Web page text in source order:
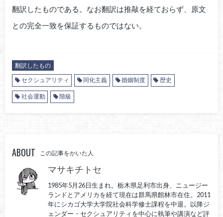
翻訳したものである。なお翻訳は推敲を経ておらず、原文
との完全一致を保証するものではない。
翻訳したもの
セクシュアリティ
同化主義 婚姻制度 歴史
社会運動 階級
ABOUT この記事をかいた人
マサキチトセ
1985年5月26日生まれ。栃木県足利市出身、ニュージー
ランドとアメリカを経て現在は群馬県館林市在住。2011
年にシカゴ大学大学院社会科学修士課程を中退。以降ジ
ェンダー・セクシュアリティを中心に執筆や講演など評